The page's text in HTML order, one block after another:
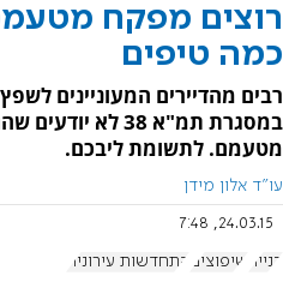
כמה טיפים
רבים מהדיירים המעוניינים
במסגרת תמ"א 38
מטעמם. לתשומת ליבכם.
עו"ד אלון מידן
24.03.15, 7:48
בנייה שיפוצים התחדשות עירונית